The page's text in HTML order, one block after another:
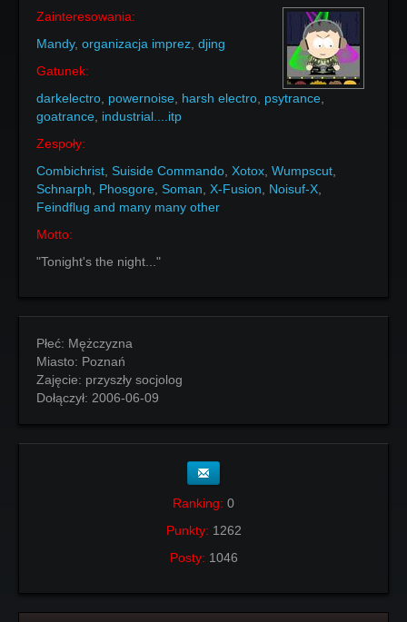
Zainteresowania:
Mandy, organizacja imprez djing
Gatunek:
darkelectro powernoise harsh electro psytrance
goatrance industrial....itp
Zespoły:
Combichrist Suiside Commando Xotox Wumpscut
Schnarph
Phosgore Soman X-Fusion Noisuf-X
Feindflug and many many other
Motto:
"Tonight's the night..."
Płeć: Mężczyzna
Miasto: Poznań
Zajęcie: przyszły socjolog
Dołączył: 2006-06-09
Ranking: 0
Punkty: 1262
Posty: 1046